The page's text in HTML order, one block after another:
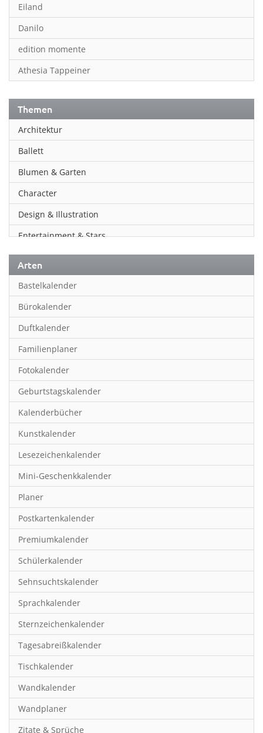
Eiland
Danilo
edition momente
Athesia Tappeiner
Themen
Architektur
Ballett
Blumen & Garten
Character
Design & Illustration
Entertainment & Stars
Erotik
Essen & Trinken
Familienplaner
Fantasy
Film
Fotokunst
Frauen
Fußball
Gaming
Geburtstagskalender
Geschichte
Hobby & Basteln
Humor & Cartoon
Inspiration & Entspannung
Inspiration & Spiritualität
Kinderkalender
Kunst
Länder & Städte
Landschaft & Natur
Lifestyle
Literatur
Manga & Animé
Neutrale Kalender
Arten
Bastelkalender
Bürokalender
Duftkalender
Familienplaner
Fotokalender
Geburtstagskalender
Kalenderbücher
Kunstkalender
Lesezeichenkalender
Mini-Geschenkkalender
Planer
Postkartenkalender
Premiumkalender
Schülerkalender
Sehnsuchtskalender
Sprachkalender
Sternzeichenkalender
Tagesabreißkalender
Tischkalender
Wandkalender
Wandplaner
Zitate & Sprüche